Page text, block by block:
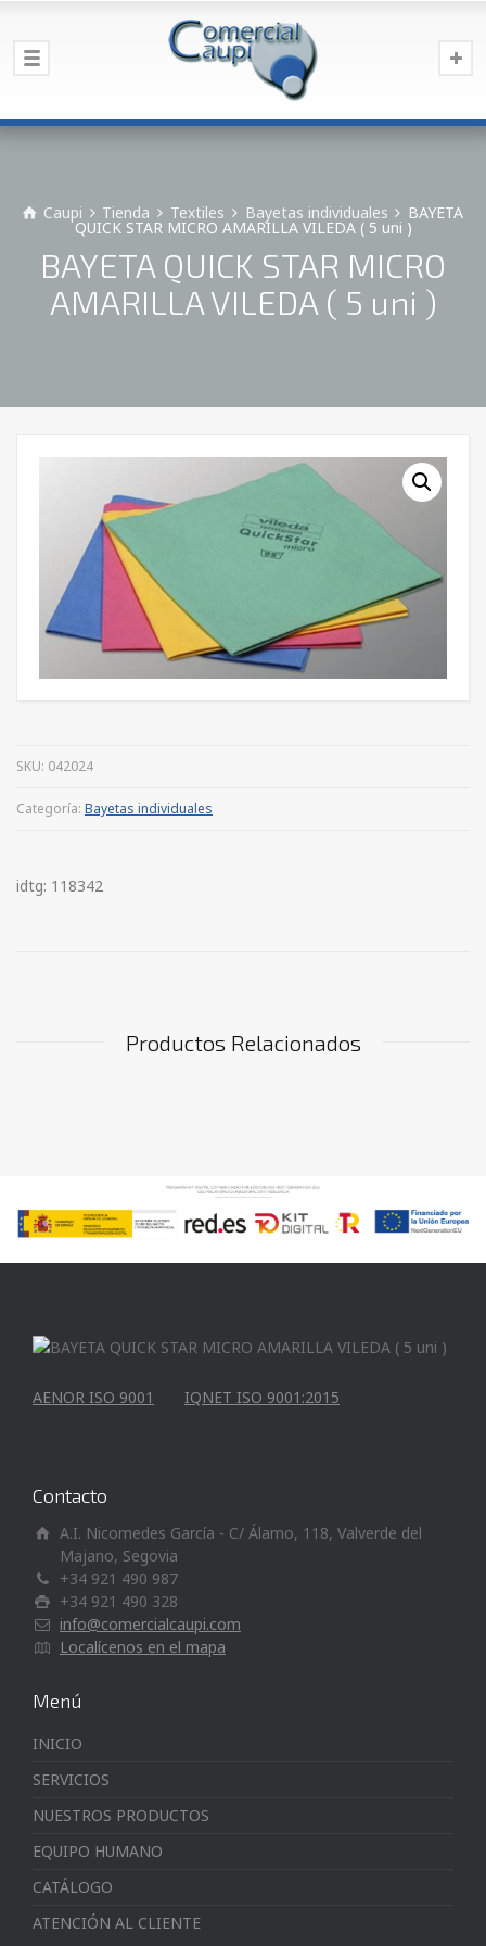
Caupi Tienda Textiles Bayetas individuales BAYETA
QUICK STAR MICRO AMARILLA VILEDA ( 5 uni )
BAYETA QUICK STAR MICRO
AMARILLA VILEDA ( 5 uni )
SKU: 042024
Categoría: Bayetas individuales
idtg: 118342
Productos Relacionados
AENOR ISO 9001 IQNET ISO 9001:2015
Contacto
A.I. Nicomedes García - C/ Álamo, 118, Valverde del
Majano, Segovia
+34 921 490 987
+34 921 490 328
info@comercialcaupi.com
Localícenos en el mapa
Menú
INICIO
SERVICIOS
NUESTROS PRODUCTOS
EQUIPO HUMANO
CATÁLOGO
ATENCIÓN AL CLIENTE